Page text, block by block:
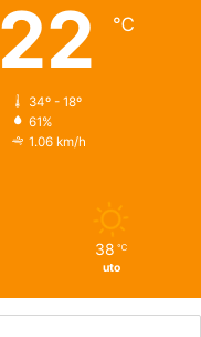
22 ℃
34º - 18º
61%
1.06 km/h
38 ℃
uto